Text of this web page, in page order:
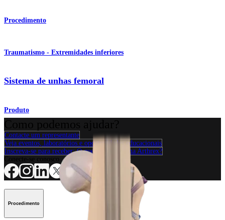
Procedimento
Traumatismo - Extremidades inferiores
Sistema de unhas femoral
Produto
Contacte um representante
Veja eventos, laboratórios e oportunidades educacionais
Inscreva-se para receber: O que há de novo na Arthrex?
Procedimento